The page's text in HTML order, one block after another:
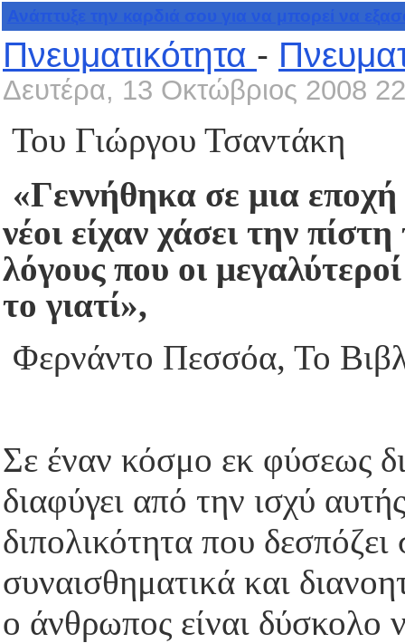
Πνευματικότητα -
Δευτέρα, 13 Οκτώβριος 2008
Του Γιώργου Τσαντάκη
«Γεννήθηκα σε μια εποχή
νέοι είχαν χάσει την
λόγους που οι
το γιατί»,
Φερνάντο Πεσσόα, Το
Σε έναν κόσμο εκ φύσεως
διαφύγει από την ισχύ
διπολικότητα που
συναισθηματικά και
ο άνθρωπος είναι δύσκολο